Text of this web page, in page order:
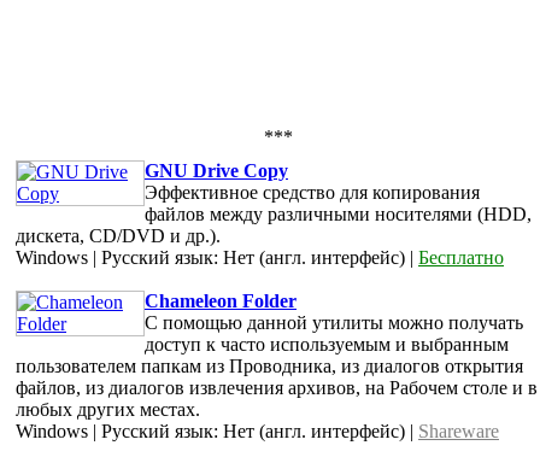
***
GNU Drive Copy
Эффективное средство для копирования
файлов между различными носителями (HDD,
дискета, CD/DVD и др.).
Windows | Русский язык: Нет (англ. интерфейс) | Бесплатно
Chameleon Folder
C помощью данной утилиты можно получать
доступ к часто используемым и выбранным
пользователем папкам из Проводника, из диалогов открытия
файлов, из диалогов извлечения архивов, на Рабочем столе и в
любых других местах.
Windows | Русский язык: Нет (англ. интерфейс) | Shareware